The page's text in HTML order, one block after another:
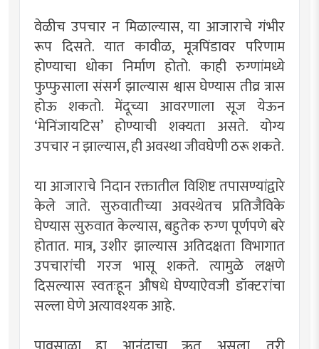
वेळीच उपचार न मिळाल्यास, या आजाराचे गंभीर
रूप दिसते. यात कावीळ, मूत्रपिंडावर परिणाम
होण्याचा धोका निर्माण होतो. काही रुग्णांमध्ये
फुप्फुसाला संसर्ग झाल्यास श्वास घेण्यास तीव्र त्रास
होऊ शकतो. मेंदूच्या आवरणाला सूज येऊन
‌‘मेनिंजायटिस‌’ होण्याची शक्यता असते. योग्य
उपचार न झाल्यास, ही अवस्था जीवघेणी ठरू शकते.
या आजाराचे निदान रक्तातील विशिष्ट तपासण्यांद्वारे
केले जाते. सुरुवातीच्या अवस्थेतच प्रतिजैविके
घेण्यास सुरुवात केल्यास, बहुतेक रुग्ण पूर्णपणे बरे
होतात. मात्र, उशीर झाल्यास अतिदक्षता विभागात
उपचारांची गरज भासू शकते. त्यामुळे लक्षणे
दिसल्यास स्वतःहून औषधे घेण्याऐवजी डॉक्टरांचा
सल्ला घेणे अत्यावश्यक आहे.